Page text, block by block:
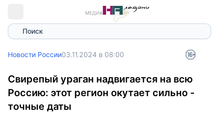
Поиск
Новости России03.11.2024 в 08:00
Свирепый ураган надвигается на всю
Россию: этот регион окутает сильно -
точные даты